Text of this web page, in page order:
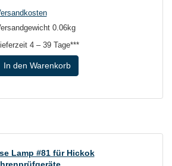
0.06kg
4 – 39 Tage***
In den Warenkorb
Lamp #81 für Hickok